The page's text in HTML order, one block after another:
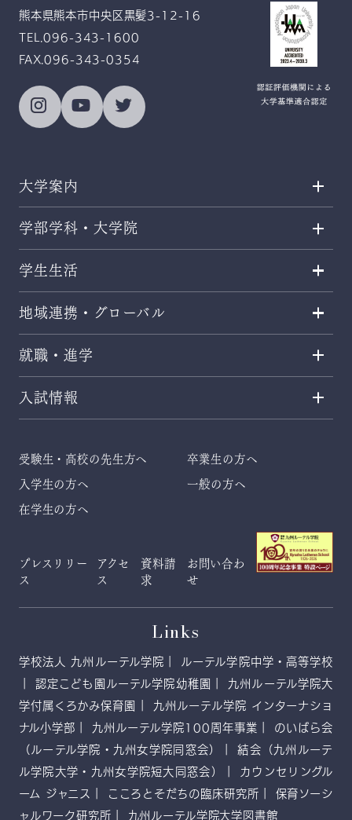
熊本県熊本市中央区黒髪3-12-16
TEL.096-343-1600
FAX.096-343-0354
大学案内
学部学科・大学院
学生生活
地域連携・グローバル
就職・進学
入試情報
受験生・高校の先生方へ
入学生の方へ
在学生の方へ
卒業生の方へ
一般の方へ
プレスリリー
ス
アクセ
ス
資料請
求
お問い合わ
せ
Links
学校法人 九州ルーテル学院
ルーテル学院中学・高等学校
認定こども園ルーテル学院幼稚園
九州ルーテル学院大
学付属くろかみ保育園
九州ルーテル学院 インターナショ
ナル小学部
九州ルーテル学院100周年事業
のいばら会
（ルーテル学院・九州女学院同窓会）
結会（九州ルーテ
ル学院大学・九州女学院短大同窓会）
カウンセリングル
ーム ジャニス
こころとそだちの臨床研究所
保育ソーシ
ャルワーク研究所
九州ルーテル学院大学図書館